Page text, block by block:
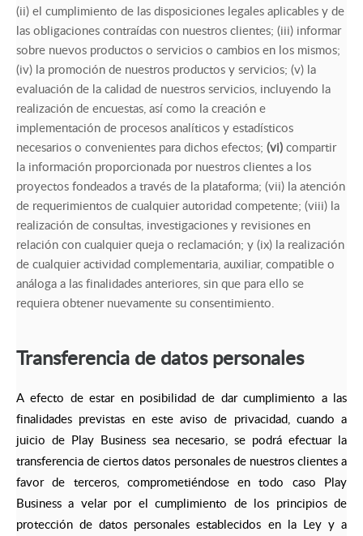
(ii) el cumplimiento de las disposiciones legales aplicables y de
las obligaciones contraídas con nuestros clientes; (iii) informar
sobre nuevos productos o servicios o cambios en los mismos;
(iv) la promoción de nuestros productos y servicios; (v) la
evaluación de la calidad de nuestros servicios, incluyendo la
realización de encuestas, así como la creación e
implementación de procesos analíticos y estadísticos
necesarios o convenientes para dichos efectos; (vi) compartir
la información proporcionada por nuestros clientes a los
proyectos fondeados a través de la plataforma; (vii) la atención
de requerimientos de cualquier autoridad competente; (viii) la
realización de consultas, investigaciones y revisiones en
relación con cualquier queja o reclamación; y (ix) la realización
de cualquier actividad complementaria, auxiliar, compatible o
análoga a las finalidades anteriores, sin que para ello se
requiera obtener nuevamente su consentimiento.
Transferencia de datos personales
A efecto de estar en posibilidad de dar cumplimiento a las
finalidades previstas en este aviso de privacidad, cuando a
juicio de Play Business sea necesario, se podrá efectuar la
transferencia de ciertos datos personales de nuestros clientes a
favor de terceros, comprometiéndose en todo caso Play
Business a velar por el cumplimiento de los principios de
protección de datos personales establecidos en la Ley y a